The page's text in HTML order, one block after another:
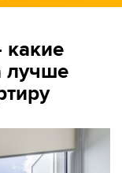
лучше